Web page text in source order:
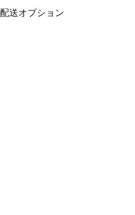
配送オプション